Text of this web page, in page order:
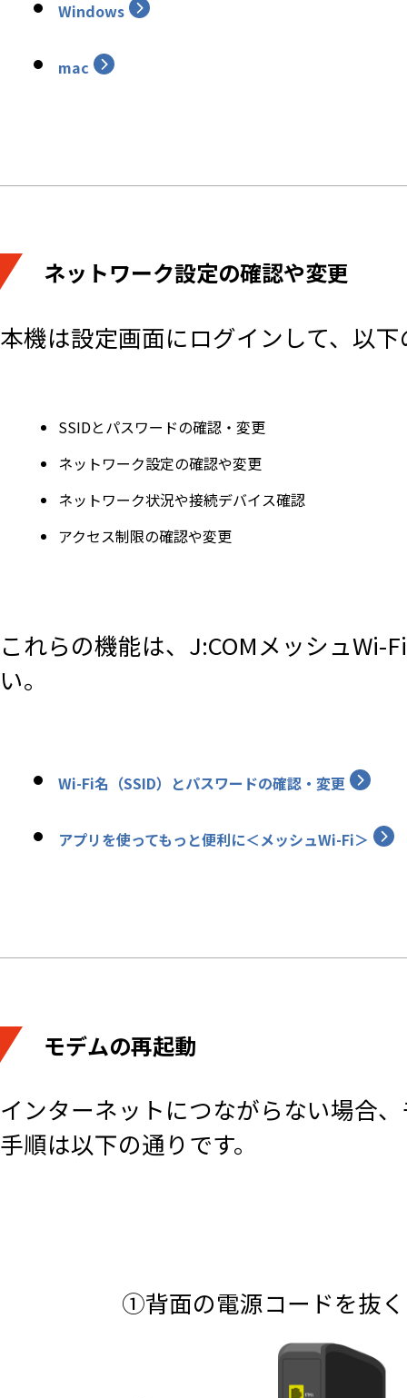
Windows
mac
ネットワーク設定の確認や変更
本機は設定画面にログインして、以
SSIDとパスワードの確認・変更
ネットワーク設定の確認や変更
ネットワーク状況や接続デバイス確認
アクセス制限の確認や変更
これらの機能は、J:COMメッシュWi-
い。
Wi-Fi名（SSID）とパスワードの確認・変更
アプリを使ってもっと便利に＜メッシュWi-Fi＞
モデムの再起動
インターネットにつながらない場合
手順は以下の通りです。
①背面の電源コードを抜く